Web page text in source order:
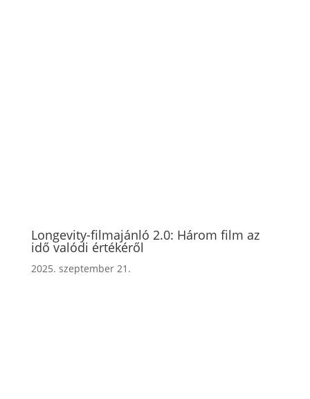
Longevity-filmajánló 2.0: Három film az
idő valódi értékéről
2025. szeptember 21.